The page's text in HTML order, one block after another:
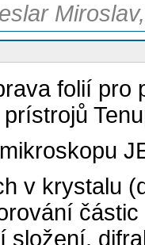
folií
v krystalu
složení,